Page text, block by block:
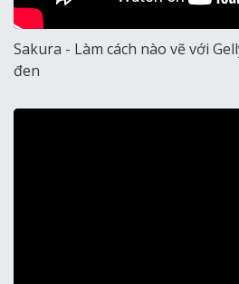
Sakura - Làm cách nào vẽ với
đen